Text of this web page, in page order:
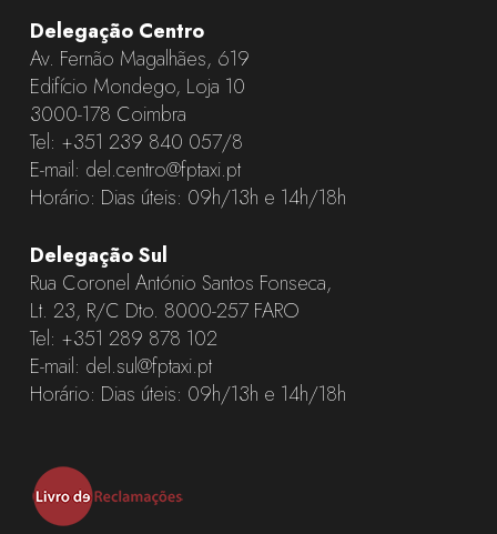
Delegação Centro
Av. Fernão Magalhães, 619
Edifício Mondego, Loja 10
3000-178 Coimbra
Tel: +351 239 840 057/8
E-mail: del.centro@fptaxi.pt
Horário: Dias úteis: 09h/13h e 14h/18h
Delegação Sul
Rua Coronel António Santos Fonseca,
Lt. 23, R/C Dto. 8000-257 FARO
Tel: +351 289 878 102
E-mail: del.sul@fptaxi.pt
Horário: Dias úteis: 09h/13h e 14h/18h